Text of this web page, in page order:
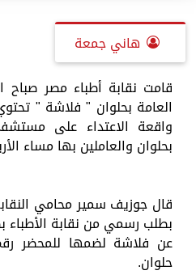
هاني جمعة
قامت نقابة أطباء مصر صباح
العامة بحلوان " فلاشة "
واقعة الاعتداء على
بحلوان والعاملين بها مساء الأربعاء
قال جوزيف سمير محامي
بطلب رسمي من نقابة
حلوان.